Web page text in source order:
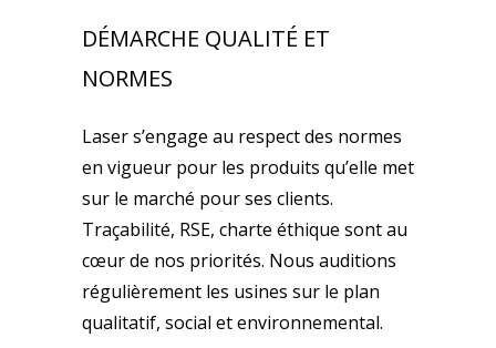
DÉMARCHE QUALITÉ ET
NORMES
Laser s’engage au respect des normes
en vigueur pour les produits qu’elle met
sur le marché pour ses clients.
Traçabilité, RSE, charte éthique sont au
cœur de nos priorités. Nous auditions
régulièrement les usines sur le plan
qualitatif, social et environnemental.